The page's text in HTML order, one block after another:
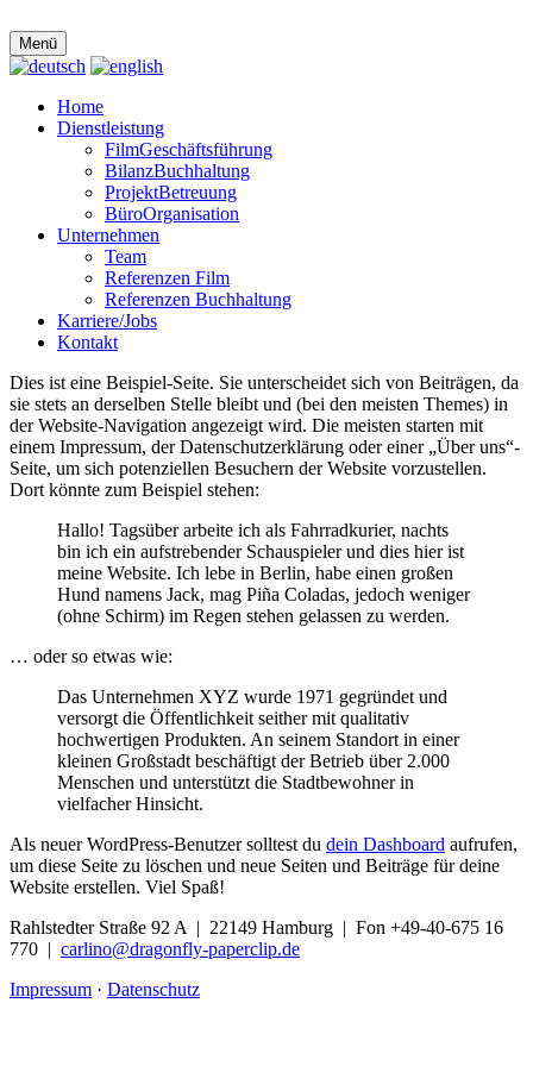
Menü
Home
Dienstleistung
FilmGeschäftsführung
BilanzBuchhaltung
ProjektBetreuung
BüroOrganisation
Unternehmen
Team
Referenzen Film
Referenzen Buchhaltung
Karriere/Jobs
Kontakt
Dies ist eine Beispiel-Seite. Sie unterscheidet sich von Beiträgen, da
sie stets an derselben Stelle bleibt und (bei den meisten Themes) in
der Website-Navigation angezeigt wird. Die meisten starten mit
einem Impressum, der Datenschutzerklärung oder einer „Über uns“-
Seite, um sich potenziellen Besuchern der Website vorzustellen.
Dort könnte zum Beispiel stehen:
Hallo! Tagsüber arbeite ich als Fahrradkurier, nachts
bin ich ein aufstrebender Schauspieler und dies hier ist
meine Website. Ich lebe in Berlin, habe einen großen
Hund namens Jack, mag Piña Coladas, jedoch weniger
(ohne Schirm) im Regen stehen gelassen zu werden.
… oder so etwas wie:
Das Unternehmen XYZ wurde 1971 gegründet und
versorgt die Öffentlichkeit seither mit qualitativ
hochwertigen Produkten. An seinem Standort in einer
kleinen Großstadt beschäftigt der Betrieb über 2.000
Menschen und unterstützt die Stadtbewohner in
vielfacher Hinsicht.
Als neuer WordPress-Benutzer solltest du dein Dashboard aufrufen,
um diese Seite zu löschen und neue Seiten und Beiträge für deine
Website erstellen. Viel Spaß!
Rahlstedter Straße 92 A | 22149 Hamburg | Fon +49-40-675 16
770 | carlino@dragonfly-paperclip.de
Impressum · Datenschutz